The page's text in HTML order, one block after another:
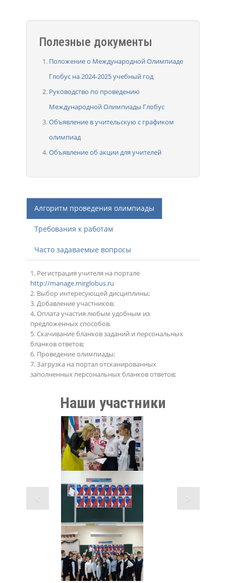
Полезные документы
Положение о Международной Олимпиаде
Глобус на 2024-2025 учебный год
Руководство по проведению
Международной Олимпиады Глобус
Объявление в учительскую с графиком
олимпиад
Объявление об акции для учителей
Алгоритм проведения олимпиады
Требования к работам
Часто задаваемые вопросы
1. Регистрация учителя на портале
http://manage.mirglobus.ru
2. Выбор интересующей дисциплины;
3. Добавление участников;
4. Оплата участия любым удобным из
предложенных способов.
5. Скачивание бланков заданий и персональных
бланков ответов;
6. Проведение олимпиады;
7. Загрузка на портал отсканированных
заполненных персональных бланков ответов;
Наши участники